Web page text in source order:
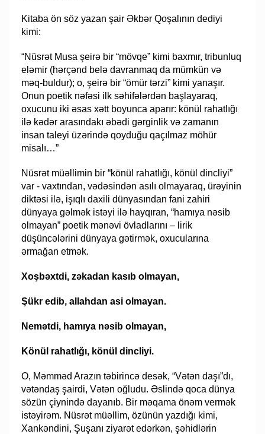
Kitaba ön söz yazan şair Əkbər Qoşalının dediyi
kimi:
“Nüsrət Musa şeirə bir “mövqe” kimi baxmır, tribunluq
eləmir (hərçənd belə davranmaq da mümkün və
məq-buldur); o, şeirə bir “ömür tərzi” kimi yanaşır.
Onun poetik nəfəsi ilk səhifələrdən başlayaraq,
oxucunu iki əsas xətt boyunca aparır: könül rahatlığı
ilə kədər arasındakı əbədi gərginlik və zamanın
insan taleyi üzərində qoyduğu qaçılmaz möhür
misalı…”
Nüsrət müəllimin bir “könül rahatlığı, könül dincliyi”
var - vaxtından, vədəsindən asılı olmayaraq, ürəyinin
diktəsi ilə, işıqlı daxili dünyasından fani zahiri
dünyaya gəlmək istəyi ilə hayqıran, “hamıya nəsib
olmayan” poetik mənəvi övladlarını – lirik
düşüncələrini dünyaya gətirmək, oxucularına
ərmağan etmək.
Xoşbəxtdi, zəkadan kasıb olmayan,
Şükr edib, allahdan asi olmayan.
Nemətdi, hamıya nəsib olmayan,
Könül rahatlığı, könül dincliyi.
O, Məmməd Arazın təbirincə desək, “Vətən daşı”dı,
vətəndaş şairdi, Vətən oğludu. Əslində qoca dünya
sözün çiynində dayanıb. Bir məqama önəm vermək
istəyirəm. Nüsrət müəllim, özünün yazdığı kimi,
Xankəndini, Şuşanı ziyarət edərkən, şəhidlərin